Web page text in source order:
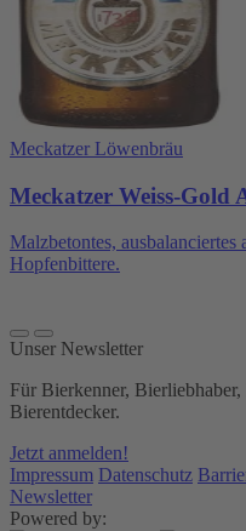
Meckatzer Löwenbräu
Meckatzer Weiss-Gold
Malzbetontes,
Hopfenbittere.
Unser Newsletter
Für Bierkenner,
Bierentdecker.
Jetzt anmelden!
Impressum Datenschutz
Newsletter
Powered by: